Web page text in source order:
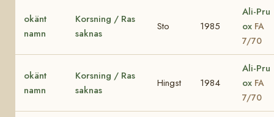
okänt
namn
Korsning / Ras
saknas
Sto 1985
Ali-Pru
ox FA
7/70
okänt
namn
Korsning / Ras
saknas
Hingst 1984
Ali-Pru
ox FA
7/70